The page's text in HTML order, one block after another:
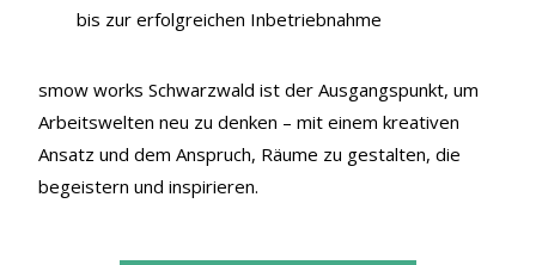
bis zur erfolgreichen Inbetriebnahme
smow works Schwarzwald ist der Ausgangspunkt, um
Arbeitswelten neu zu denken – mit einem kreativen
Ansatz und dem Anspruch, Räume zu gestalten, die
begeistern und inspirieren.